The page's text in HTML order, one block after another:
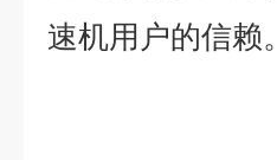
速机用户的信赖。